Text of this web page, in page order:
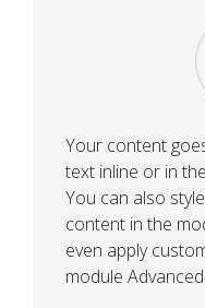
Your content
text inline or in
You can also
content in the
even apply
module